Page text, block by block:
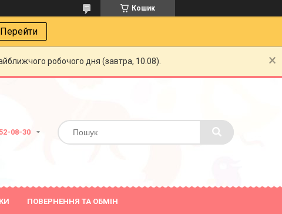
Кошик
Перейти
робочого дня (завтра, 10.08).
08-30
ПОВЕРНЕННЯ ТА ОБМІН